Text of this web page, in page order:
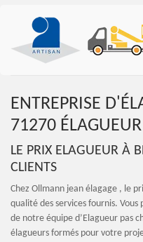
ENTREPRISE
71270
LE PRIX ELAGUEUR À
CLIENTS
Chez Ollmann jean élagage , le
qualité des services fournis.
de notre équipe d’Elagueur pas
élagueurs formés pour votre